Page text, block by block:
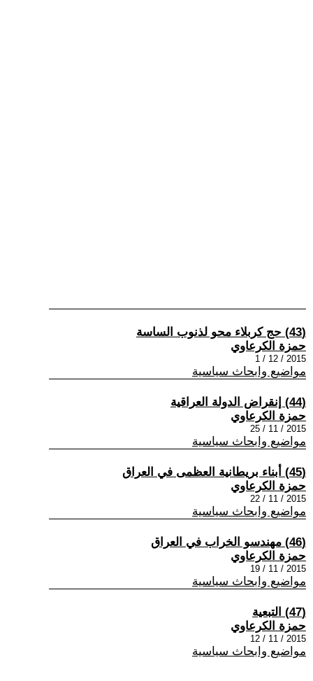
(43) حج كربلاء محو لذنوب الساسة
حمزة الكرعاوي
2015 / 12 / 1
مواضيع وابحاث سياسية
(44) إنقراض الدولة العراقية
حمزة الكرعاوي
2015 / 11 / 25
مواضيع وابحاث سياسية
(45) أبناء بريطانية العظمى في العراق
حمزة الكرعاوي
2015 / 11 / 22
مواضيع وابحاث سياسية
(46) مهندسو الخراب في العراق
حمزة الكرعاوي
2015 / 11 / 19
مواضيع وابحاث سياسية
(47) التبعية
حمزة الكرعاوي
2015 / 11 / 12
مواضيع وابحاث سياسية